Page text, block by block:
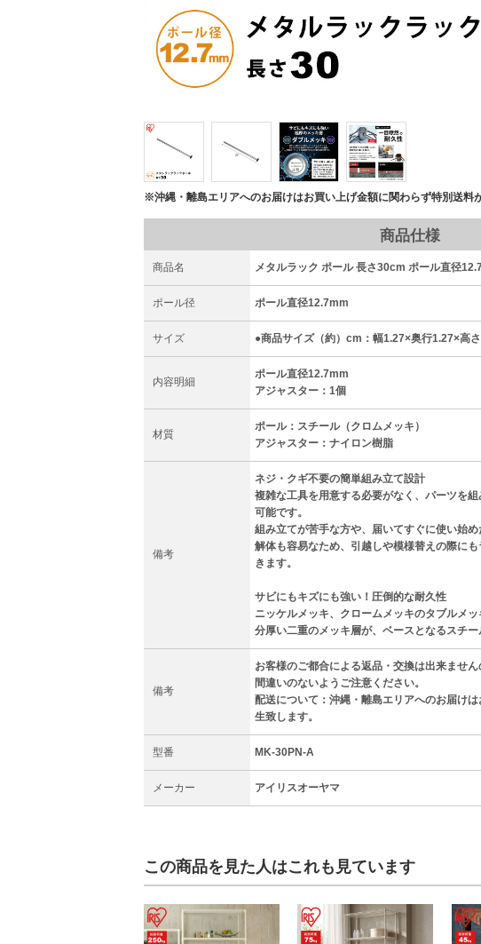
※沖縄・離島エリアへのお届けはお買い上げ金額に関わらず特別送料
商品仕様
商品名 メタルラック ポール 長さ30cm ポール直径
ポール径 ポール直径12.7mm
サイズ ●商品サイズ（約）cm：幅1.27×奥行1.27×高
内容明細
ポール直径12.7mm
アジャスター：1個
材質
ポール：スチール（クロムメッキ）
アジャスター：ナイロン樹脂
備考
ネジ・クギ不要の簡単組み立て設計
複雑な工具を用意する必要がなく、パーツを
可能です。
組み立てが苦手な方や、届いてすぐに使い始
解体も容易なため、引越しや模様替えの際に
きます。
サビにもキズにも強い！圧倒的な耐久性
ニッケルメッキ、クロームメッキのタブルメッ
分厚い二重のメッキ層が、ベースとなるスチ
備考
お客様のご都合による返品・交換は出来ませ
間違いのないようご注意ください。
配送について：沖縄・離島エリアへのお届け
生致します。
型番 MK-30PN-A
メーカー アイリスオーヤマ
この商品を見た人はこれも見ています